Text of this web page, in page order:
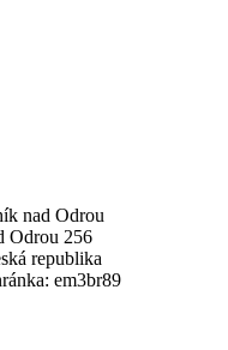
nad Odrou
Odrou 256
republika
em3br89